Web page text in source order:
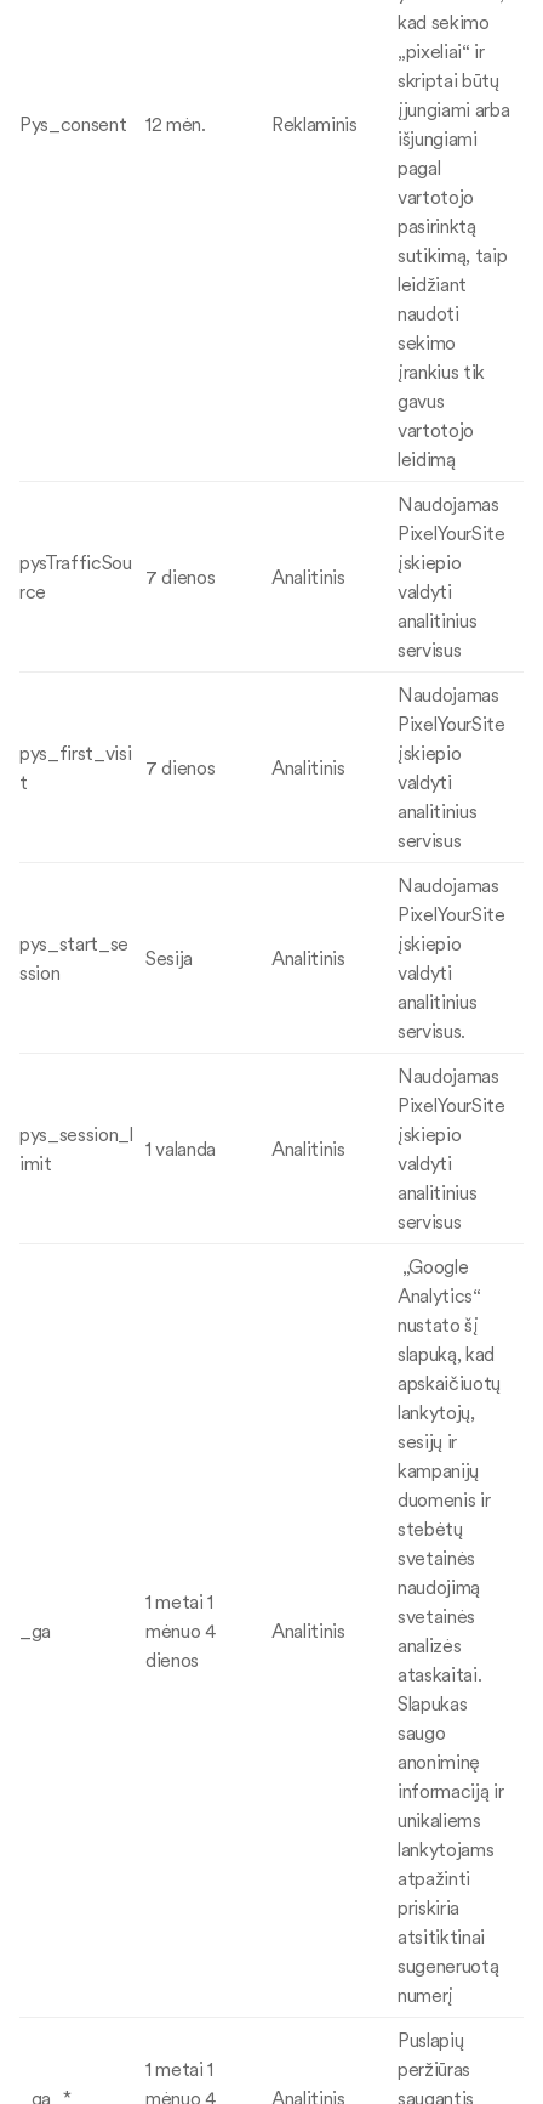
Pys_consent 12 mėn. Reklaminis
kad sekimo
„pixeliai“ ir
skriptai būtų
įjungiami arba
išjungiami
pagal
vartotojo
pasirinktą
sutikimą, taip
leidžiant
naudoti
sekimo
įrankius tik
gavus
vartotojo
leidimą
pysTrafficSou
rce
7 dienos Analitinis
Naudojamas
PixelYourSite
įskiepio
valdyti
analitinius
servisus
pys_first_visi
t
7 dienos Analitinis
Naudojamas
PixelYourSite
įskiepio
valdyti
analitinius
servisus
pys_start_se
ssion
Sesija Analitinis
Naudojamas
PixelYourSite
įskiepio
valdyti
analitinius
servisus.
pys_session_l
imit
1 valanda Analitinis
Naudojamas
PixelYourSite
įskiepio
valdyti
analitinius
servisus
_ga
1 metai 1
mėnuo 4
dienos
Analitinis
„Google
Analytics“
nustato šį
slapuką, kad
apskaičiuotų
lankytojų,
sesijų ir
kampanijų
duomenis ir
stebėtų
svetainės
naudojimą
svetainės
analizės
ataskaitai.
Slapukas
saugo
anoniminę
informaciją ir
unikaliems
lankytojams
atpažinti
priskiria
atsitiktinai
sugeneruotą
numerį
_ga_*
1 metai 1
mėnuo 4
Analitinis
Puslapių
peržiūras
saugantis